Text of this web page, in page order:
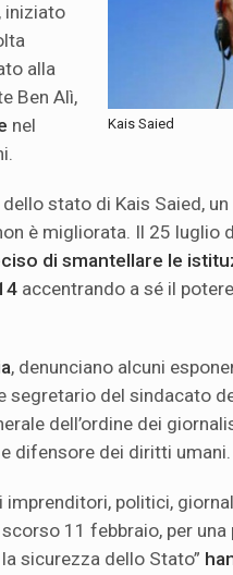
Kais Saied
, iniziato
alla
Ben Alì,
nel
dello stato di Kais Saied,
è migliorata. Il 25 luglio
di smantellare le
accentrando a sé il
, denunciano alcuni
segretario del sindacato
dell’ordine dei
difensore dei diritti umani.
imprenditori, politici,
11 febbraio, per una
sicurezza dello Stato”